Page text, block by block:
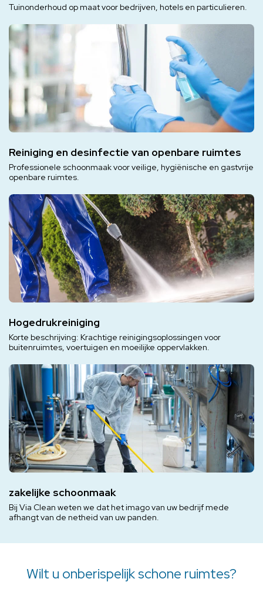
Tuinonderhoud op maat voor bedrijven, hotels en particulieren.
Reiniging en desinfectie van openbare ruimtes
Professionele schoonmaak voor veilige, hygiënische en gastvrije
openbare ruimtes.
Hogedrukreiniging
Korte beschrijving: Krachtige reinigingsoplossingen voor
buitenruimtes, voertuigen en moeilijke oppervlakken.
zakelijke schoonmaak
Bij Via Clean weten we dat het imago van uw bedrijf mede
afhangt van de netheid van uw panden.
Wilt u onberispelijk schone ruimtes?